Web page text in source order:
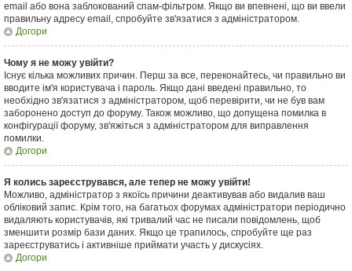
email або вона заблокований спам-фільтром. Якщо ви впевнені, що ви ввели
правильну адресу email, спробуйте зв'язатися з адміністратором.
Догори
Чому я не можу увійти?
Існує кілька можливих причин. Перш за все, переконайтесь, чи правильно ви
вводите ім'я користувача і пароль. Якщо дані введені правильно, то
необхідно зв'язатися з адміністратором, щоб перевірити, чи не був вам
заборонено доступ до форуму. Також можливо, що допущена помилка в
конфігурації форуму, зв'яжіться з адміністратором для виправлення
помилки.
Догори
Я колись зареєструвався, але тепер не можу увійти!
Можливо, адміністратор з якоїсь причини деактивував або видалив ваш
обліковий запис. Крім того, на багатьох форумах адміністратори періодично
видаляють користувачів, які тривалий час не писали повідомлень, щоб
зменшити розмір бази даних. Якщо це трапилось, спробуйте ще раз
зареєструватись і активніше приймати участь у дискусіях.
Догори